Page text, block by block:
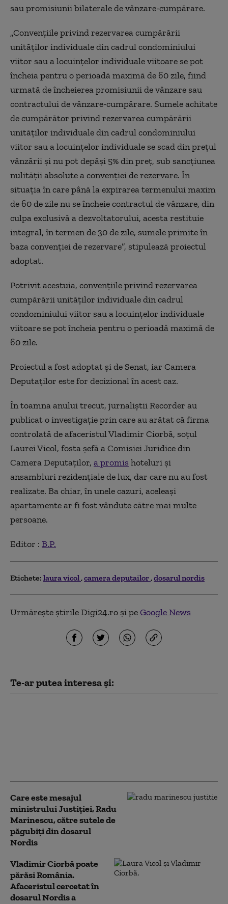
sau promisiunii bilaterale de vânzare-cumpărare.
„Convenţiile privind rezervarea cumpărării
unităţilor individuale din cadrul condominiului
viitor sau a locuinţelor individuale viitoare se pot
încheia pentru o perioadă maximă de 60 zile, fiind
urmată de încheierea promisiunii de vânzare sau
contractului de vânzare-cumpărare. Sumele achitate
de cumpărător privind rezervarea cumpărării
unităţilor individuale din cadrul condominiului
viitor sau a locuinţelor individuale se scad din preţul
vânzării şi nu pot depăşi 5% din preţ, sub sancţiunea
nulităţii absolute a convenţiei de rezervare. În
situaţia în care până la expirarea termenului maxim
de 60 de zile nu se încheie contractul de vânzare, din
culpa exclusivă a dezvoltatorului, acesta restituie
integral, în termen de 30 de zile, sumele primite în
baza convenţiei de rezervare”, stipulează proiectul
adoptat.
Potrivit acestuia, convenţiile privind rezervarea
cumpărării unităţilor individuale din cadrul
condominiului viitor sau a locuinţelor individuale
viitoare se pot încheia pentru o perioadă maximă de
60 zile.
Proiectul a fost adoptat şi de Senat, iar Camera
Deputaţilor este for decizional în acest caz.
În toamna anului trecut, jurnaliștii Recorder au
publicat o investigație prin care au arătat că firma
controlată de afaceristul Vladimir Ciorbă, soțul
Laurei Vicol, fosta șefă a Comisiei Juridice din
Camera Deputaților, a promis hoteluri și
ansambluri rezidențiale de lux, dar care nu au fost
realizate. Ba chiar, în unele cazuri, aceleași
apartamente ar fi fost vândute către mai multe
persoane.
Editor : B.P.
Etichete: laura vicol camera deputailor dosarul nordis
Urmărește știrile Digi24.ro și peGoogle News
Te-ar putea interesa și:
Care este mesajul
ministrului Justiției, Radu
Marinescu, către sutele de
păgubiți din dosarul
Nordis
Vladimir Ciorbă poate
părăsi România.
Afaceristul cercetat în
dosarul Nordis a